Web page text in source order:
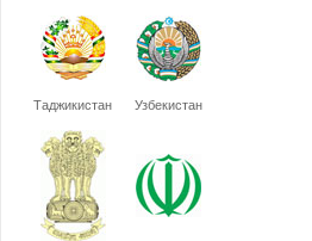
Таджикистан Узбекистан